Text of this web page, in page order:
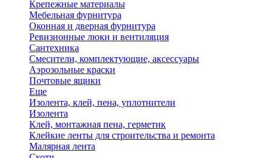
Крепежные материалы
Мебельная фурнитура
Оконная и дверная фурнитура
Ревизионные люки и вентиляция
Сантехника
Смесители, комплектующие, аксессуары
Аэрозольные краски
Почтовые ящики
Еще
Изолента, клей, пена, уплотнители
Изолента
Клей, монтажная пена, герметик
Клейкие ленты для строительства и ремонта
Малярная лента